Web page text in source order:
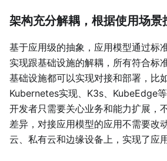
架构充分解耦，根据使用场景
基于应用级的抽象，应用模型通过标
实现跟基础设施的解耦，所有符合标
基础设施都可以实现对接和部署，比
Kubernetes实现、K3s、KubeEdge
开发者只需要关心业务和能力扩展，
差异，对接应用模型的应用不需要改
云、私有云和边缘设备上，实现了应